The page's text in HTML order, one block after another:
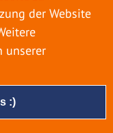
eine böse
Um einen
zu […]
:)
der Website
unserer